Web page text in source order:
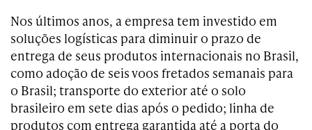
Nos últimos anos, a empresa tem investido em
soluções logísticas para diminuir o prazo de
entrega de seus produtos internacionais no Brasil,
como adoção de seis voos fretados semanais para
o Brasil; transporte do exterior até o solo
brasileiro em sete dias após o pedido; linha de
produtos com entrega garantida até a porta do